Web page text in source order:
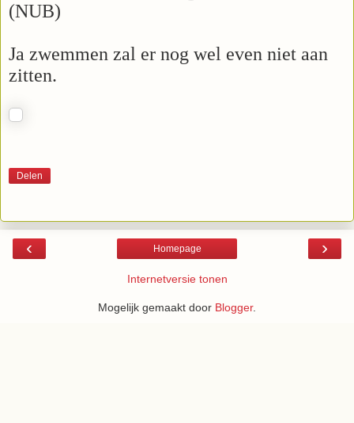
(NUB)
Ja zwemmen zal er nog wel even niet aan
zitten.
Delen
‹ ›
Homepage
Internetversie tonen
Mogelijk gemaakt door Blogger.